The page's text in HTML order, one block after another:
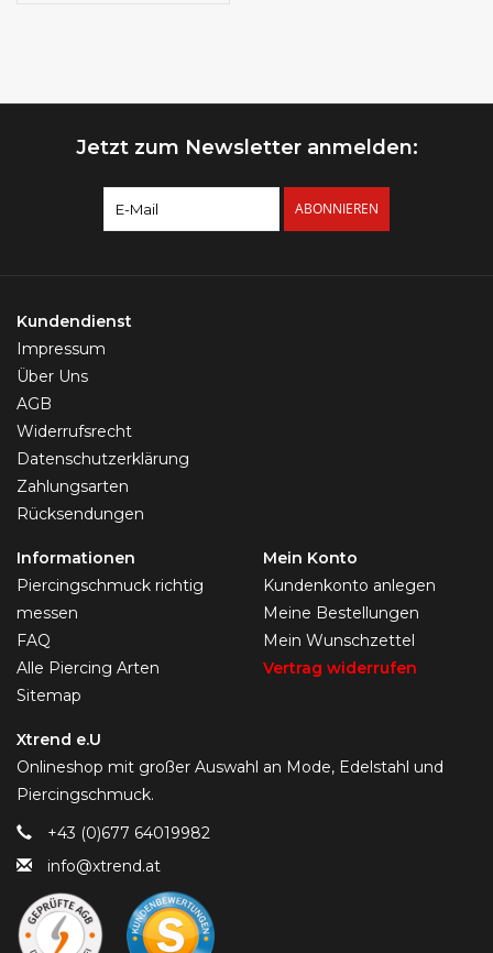
Jetzt zum Newsletter anmelden:
ABONNIEREN
Kundendienst
Impressum
Über Uns
AGB
Widerrufsrecht
Datenschutzerklärung
Zahlungsarten
Rücksendungen
Informationen
Piercingschmuck richtig
messen
FAQ
Alle Piercing Arten
Sitemap
Mein Konto
Kundenkonto anlegen
Meine Bestellungen
Mein Wunschzettel
Vertrag widerrufen
Xtrend e.U
Onlineshop mit großer Auswahl an Mode, Edelstahl und
Piercingschmuck.
+43 (0)677 64019982
info@xtrend.at